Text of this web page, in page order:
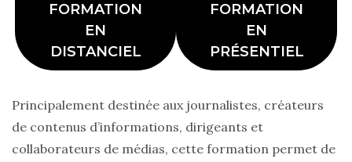
FORMATION
EN
DISTANCIEL
FORMATION
EN
PRÉSENTIEL
Principalement destinée aux journalistes, créateurs
de contenus d’informations, dirigeants et
collaborateurs de médias, cette formation permet de